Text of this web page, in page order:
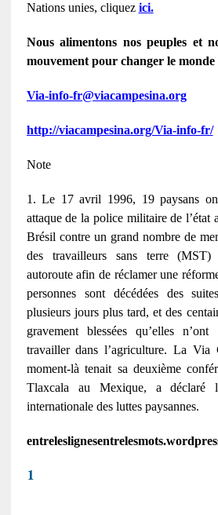
Nations unies, cliquez ici.
Nous alimentons nos peuples et
mouvement pour changer le monde
Via-info-fr@viacampesina.org
http://viacampesina.org/Via-info-fr/
Note
1.Le 17 avril 1996, 19 paysans
attaque de la police militaire de l’état
Brésil contre un grand nombre de
des travailleurs sans terre
autoroute afin de réclamer une
personnes sont décédées des
plusieurs jours plus tard, et des
gravement blessées qu’elles
travailler dans l’agriculture. La Via
moment-là tenait sa deuxième
Tlaxcala au Mexique, a déclaré
internationale des luttes paysannes.
1